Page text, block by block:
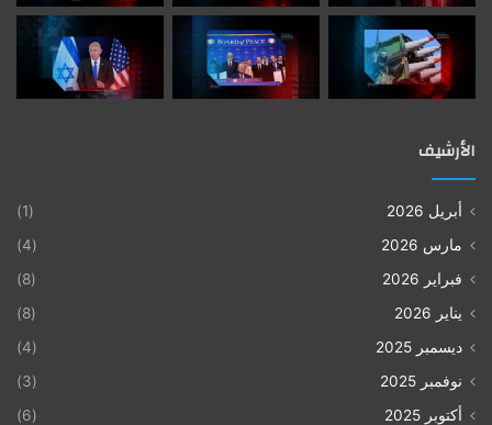
الأرشيف
أبريل 2026
(1)
مارس 2026
(4)
فبراير 2026
(8)
يناير 2026
(8)
ديسمبر 2025
(4)
نوفمبر 2025
(3)
أكتوبر 2025
(6)